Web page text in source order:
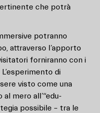
che potrà
potranno
attraverso l’apporto
forniranno con i
di
visto come una
mero all’“edu-
possibile – tra le